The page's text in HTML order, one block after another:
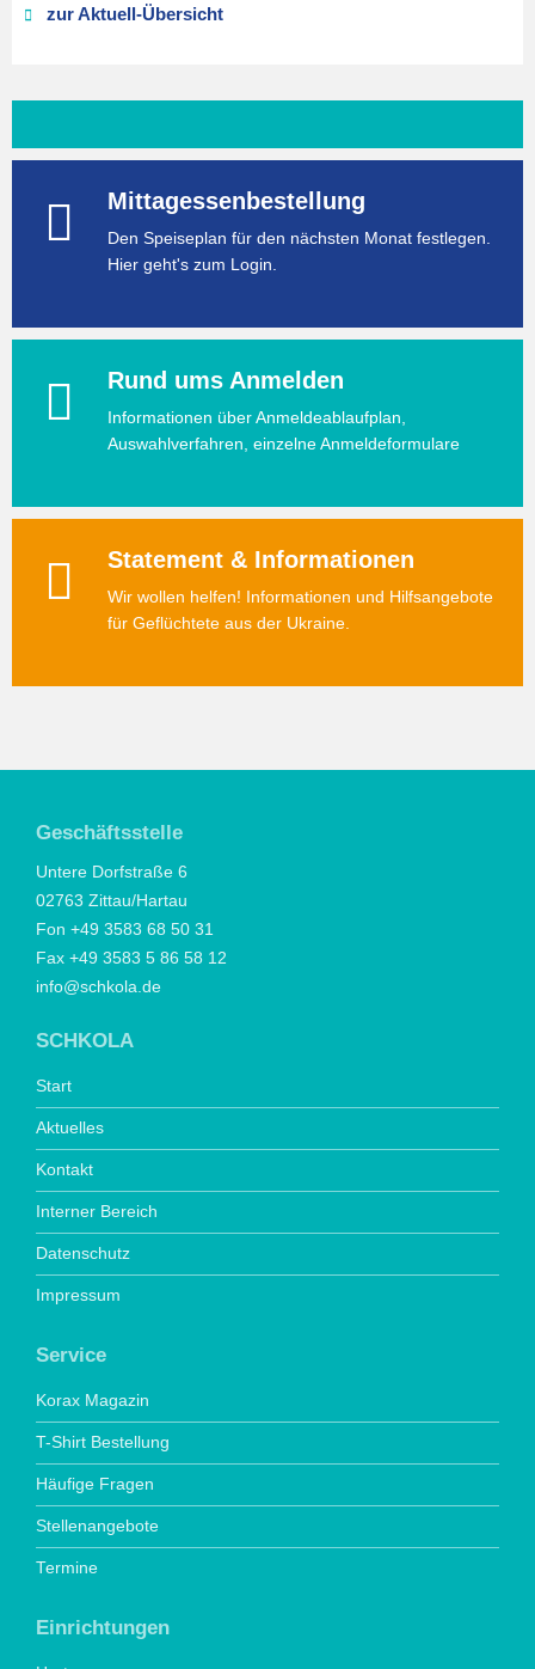
zur Aktuell-Übersicht
Mittagessenbestellung
Den Speiseplan für den nächsten Monat festlegen.
Hier geht's zum Login.
Rund ums Anmelden
Informationen über Anmeldeablaufplan,
Auswahlverfahren, einzelne Anmeldeformulare
Statement & Informationen
Wir wollen helfen! Informationen und Hilfsangebote
für Geflüchtete aus der Ukraine.
Geschäftsstelle
Untere Dorfstraße 6
02763 Zittau/Hartau
Fon +49 3583 68 50 31
Fax +49 3583 5 86 58 12
info@schkola.de
SCHKOLA
Start
Aktuelles
Kontakt
Interner Bereich
Datenschutz
Impressum
Service
Korax Magazin
T-Shirt Bestellung
Häufige Fragen
Stellenangebote
Termine
Einrichtungen